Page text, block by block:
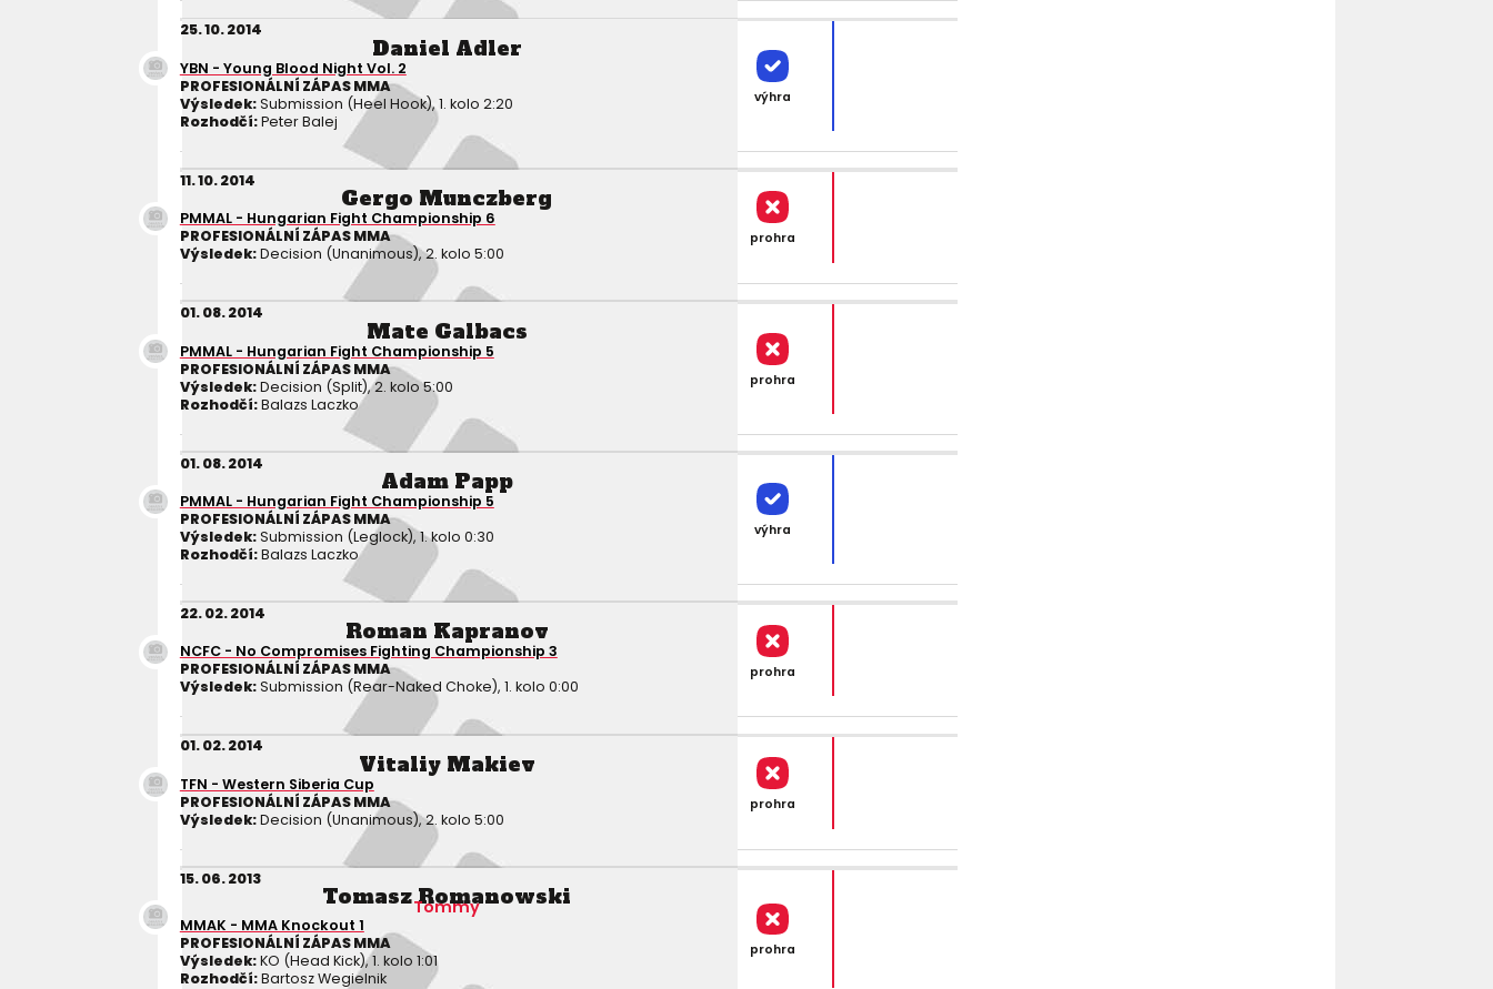
25. 10. 2014
Daniel Adler
YBN - Young Blood Night Vol. 2
PROFESIONÁLNÍ ZÁPAS MMA
Výsledek:Submission (Heel Hook), 1. kolo 2:20
Rozhodčí:Peter Balej
výhra
11. 10. 2014
Gergo Munczberg
PMMAL - Hungarian Fight Championship 6
PROFESIONÁLNÍ ZÁPAS MMA
Výsledek:Decision (Unanimous), 2. kolo 5:00
prohra
01. 08. 2014
Mate Galbacs
PMMAL - Hungarian Fight Championship 5
PROFESIONÁLNÍ ZÁPAS MMA
Výsledek:Decision (Split), 2. kolo 5:00
Rozhodčí:Balazs Laczko
prohra
01. 08. 2014
Adam Papp
PMMAL - Hungarian Fight Championship 5
PROFESIONÁLNÍ ZÁPAS MMA
Výsledek:Submission (Leglock), 1. kolo 0:30
Rozhodčí:Balazs Laczko
výhra
22. 02. 2014
Roman Kapranov
NCFC - No Compromises Fighting Championship 3
PROFESIONÁLNÍ ZÁPAS MMA
Výsledek:Submission (Rear-Naked Choke), 1. kolo 0:00
prohra
01. 02. 2014
Vitaliy Makiev
TFN - Western Siberia Cup
PROFESIONÁLNÍ ZÁPAS MMA
Výsledek:Decision (Unanimous), 2. kolo 5:00
prohra
15. 06. 2013
Tomasz Romanowski
Tommy
MMAK - MMA Knockout 1
PROFESIONÁLNÍ ZÁPAS MMA
Výsledek:KO (Head Kick), 1. kolo 1:01
Rozhodčí:Bartosz Wegielnik
prohra